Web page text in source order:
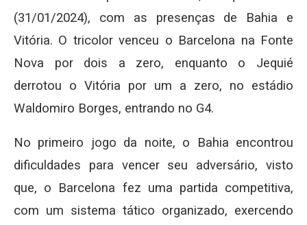
(31/01/2024), com as presenças de Bahia e
Vitória. O tricolor venceu o Barcelona na Fonte
Nova por dois a zero, enquanto o Jequié
derrotou o Vitória por um a zero, no estádio
Waldomiro Borges, entrando no G4.
No primeiro jogo da noite, o Bahia encontrou
dificuldades para vencer seu adversário, visto
que, o Barcelona fez uma partida competitiva,
com um sistema tático organizado, exercendo